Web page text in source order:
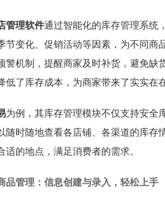
管理软件通过智能化的库存管理系统
节变化、促销活动等因素，为不同商
警机制，提醒商家及时补货，避免缺
低了库存成本，为商家带来了实实在
为例，其库存管理模块不仅支持安全
随时随地查看各店铺、各渠道的库存
适的地点，满足消费者的需求。
品管理：信息创建与录入，轻松上手